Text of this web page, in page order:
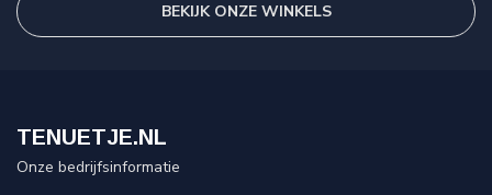
BEKIJK ONZE WINKELS
TENUETJE.NL
Onze bedrijfsinformatie